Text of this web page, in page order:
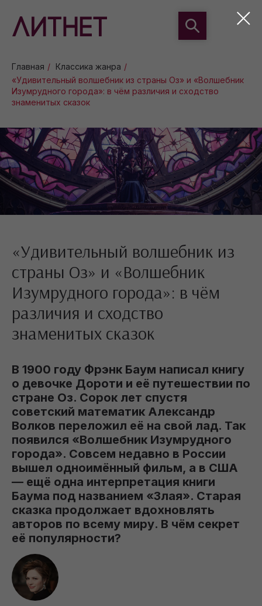
Главная / Классика жанра /
«Удивительный волшебник из страны Оз» и «Волшебник
Изумрудного города»: в чём различия и сходство
знаменитых сказок
«Удивительный волшебник из
страны Оз» и «Волшебник
Изумрудного города»: в чём
различия и сходство
знаменитых сказок
В 1900 году Фрэнк Баум написал книгу
о девочке Дороти и её путешествии по
стране Оз. Сорок лет спустя
советский математик Александр
Волков переложил её на свой лад. Так
появился «Волшебник Изумрудного
города». Совсем недавно в России
вышел одноимённый фильм, а в США
— ещё одна интерпретация книги
Баума под названием «Злая». Старая
сказка продолжает вдохновлять
авторов по всему миру. В чём секрет
её популярности?